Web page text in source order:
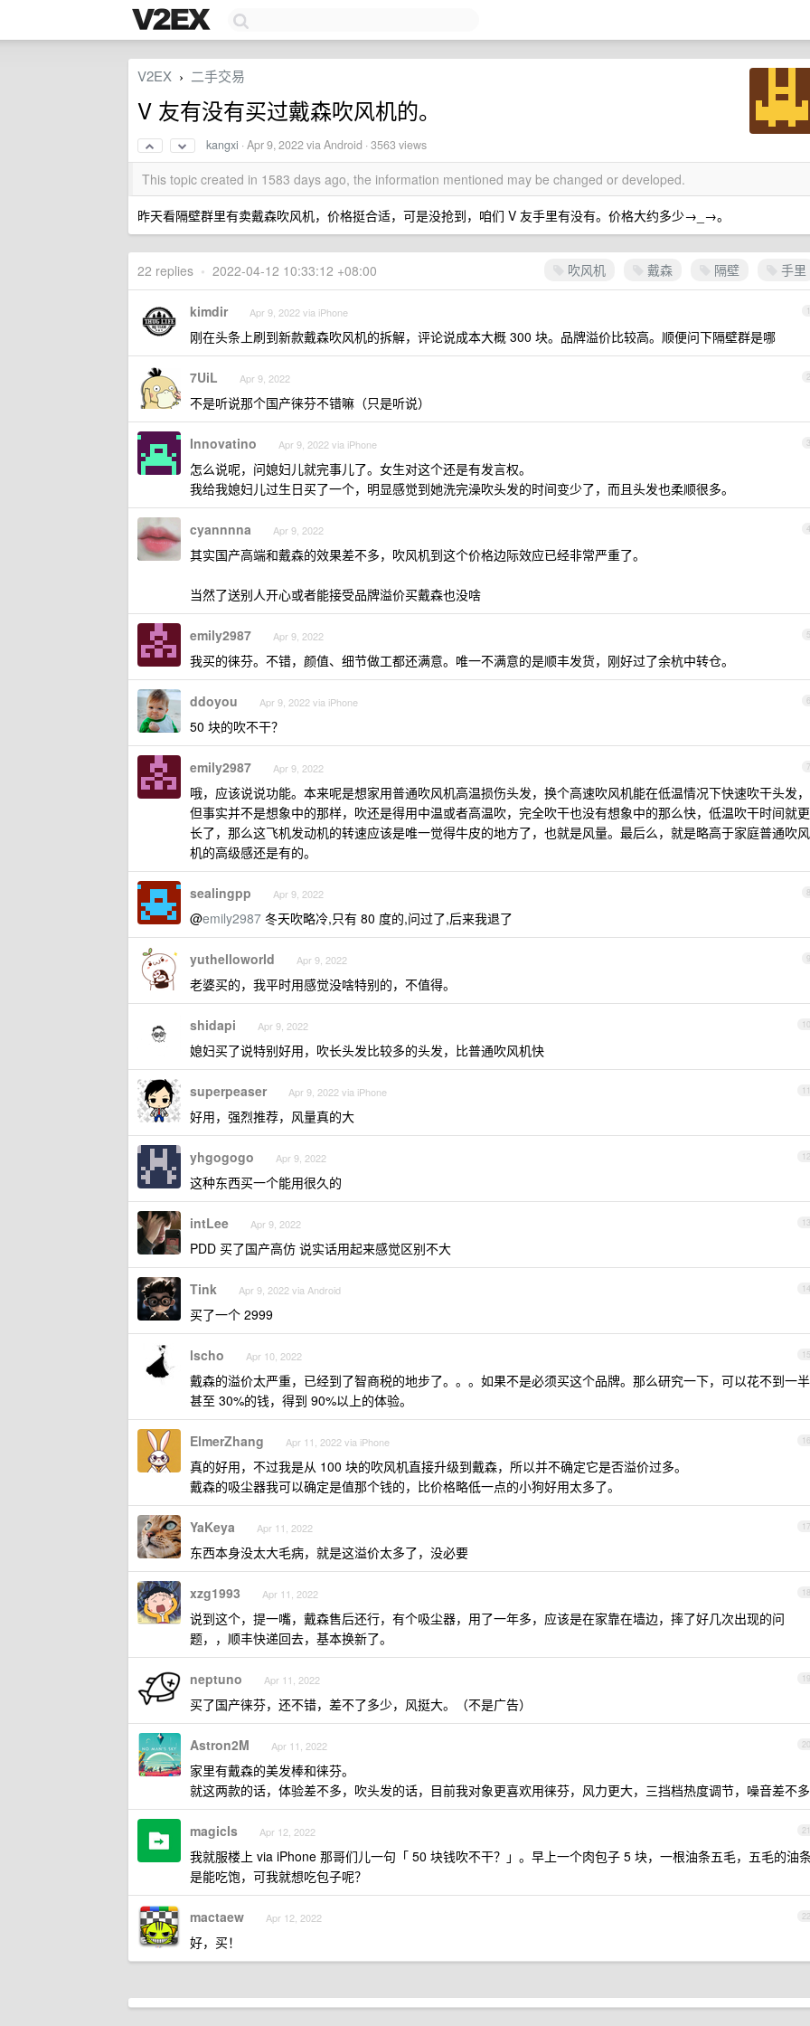
V2EX › 二手交易
V 友有没有买过戴森吹风机的。
kangxi ·Apr 9, 2022via Android · 3563 views
This topic created in 1583 days ago, the information mentioned may be changed or developed.
昨天看隔壁群里有卖戴森吹风机，价格挺合适，可是没抢到，咱们 V 友手里有没有。价格大约多少→_→。
吹风机 戴森 隔壁 手里
22 replies • 2022-04-12 10:33:12 +08:00
1
kimdir Apr 9, 2022 via iPhone
刚在头条上刷到新款戴森吹风机的拆解，评论说成本大概 300 块。品牌溢价比较高。顺便问下隔壁群是哪
2
7UiL Apr 9, 2022
不是听说那个国产徕芬不错嘛（只是听说）
3
Innovatino Apr 9, 2022 via iPhone
怎么说呢，问媳妇儿就完事儿了。女生对这个还是有发言权。
我给我媳妇儿过生日买了一个，明显感觉到她洗完澡吹头发的时间变少了，而且头发也柔顺很多。
4
cyannnna Apr 9, 2022
其实国产高端和戴森的效果差不多，吹风机到这个价格边际效应已经非常严重了。
当然了送别人开心或者能接受品牌溢价买戴森也没啥
5
emily2987 Apr 9, 2022
我买的徕芬。不错，颜值、细节做工都还满意。唯一不满意的是顺丰发货，刚好过了余杭中转仓。
6
ddoyou Apr 9, 2022 via iPhone
50 块的吹不干？
7
emily2987 Apr 9, 2022
哦，应该说说功能。本来呢是想家用普通吹风机高温损伤头发，换个高速吹风机能在低温情况下快速吹干头发，
但事实并不是想象中的那样，吹还是得用中温或者高温吹，完全吹干也没有想象中的那么快，低温吹干时间就更
长了，那么这飞机发动机的转速应该是唯一觉得牛皮的地方了，也就是风量。最后么，就是略高于家庭普通吹风
机的高级感还是有的。
8
sealingpp Apr 9, 2022
@emily2987 冬天吹略冷,只有 80 度的,问过了,后来我退了
9
yuthelloworld Apr 9, 2022
老婆买的，我平时用感觉没啥特别的，不值得。
10
shidapi Apr 9, 2022
媳妇买了说特别好用，吹长头发比较多的头发，比普通吹风机快
11
superpeaser Apr 9, 2022 via iPhone
好用，强烈推荐，风量真的大
12
yhgogogo Apr 9, 2022
这种东西买一个能用很久的
13
intLee Apr 9, 2022
PDD 买了国产高仿 说实话用起来感觉区别不大
14
Tink Apr 9, 2022 via Android
买了一个 2999
15
lscho Apr 10, 2022
戴森的溢价太严重，已经到了智商税的地步了。。。如果不是必须买这个品牌。那么研究一下，可以花不到一半
甚至 30%的钱，得到 90%以上的体验。
16
ElmerZhang Apr 11, 2022 via iPhone
真的好用，不过我是从 100 块的吹风机直接升级到戴森，所以并不确定它是否溢价过多。
戴森的吸尘器我可以确定是值那个钱的，比价格略低一点的小狗好用太多了。
17
YaKeya Apr 11, 2022
东西本身没太大毛病，就是这溢价太多了，没必要
18
xzg1993 Apr 11, 2022
说到这个，提一嘴，戴森售后还行，有个吸尘器，用了一年多，应该是在家靠在墙边，摔了好几次出现的问
题，，顺丰快递回去，基本换新了。
19
neptuno Apr 11, 2022
买了国产徕芬，还不错，差不了多少，风挺大。（不是广告）
20
Astron2M Apr 11, 2022
家里有戴森的美发棒和徕芬。
就这两款的话，体验差不多，吹头发的话，目前我对象更喜欢用徕芬，风力更大，三挡档热度调节，噪音差不多
21
magicls Apr 12, 2022
我就服楼上 via iPhone 那哥们儿一句「 50 块钱吹不干？」。早上一个肉包子 5 块，一根油条五毛，五毛的油
是能吃饱，可我就想吃包子呢？
22
mactaew Apr 12, 2022
好，买！